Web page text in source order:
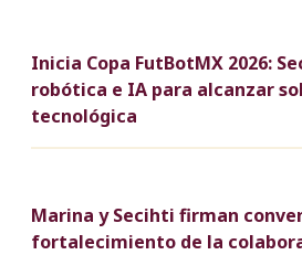
Inicia Copa FutBotMX 2026:
robótica e IA para alcanzar
tecnológica
Marina y Secihti firman
fortalecimiento de la